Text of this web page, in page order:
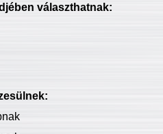
választhatnak: